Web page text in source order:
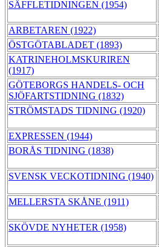
SÄFFLETIDNINGEN (1954)
ARBETAREN (1922)
ÖSTGÖTABLADET (1893)
KATRINEHOLMSKURIREN
(1917)
GÖTEBORGS HANDELS- OCH
SJÖFARTSTIDNING (1832)
STRÖMSTADS TIDNING (1920)
EXPRESSEN (1944)
BORÅS TIDNING (1838)
SVENSK VECKOTIDNING (1940)
MELLERSTA SKÅNE (1911)
SKÖVDE NYHETER (1958)